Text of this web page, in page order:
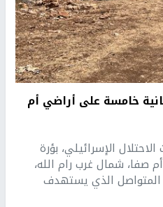
خامسة على أراضي أم
الإسرائيلي، بؤرة
صفا، شمال غرب رام الله،
المتواصل الذي يستهدف